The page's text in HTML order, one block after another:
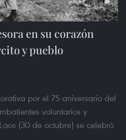
en su corazón
y pueblo
por el 75 aniversario del
voluntarios y
(30 de octubre) se celebró